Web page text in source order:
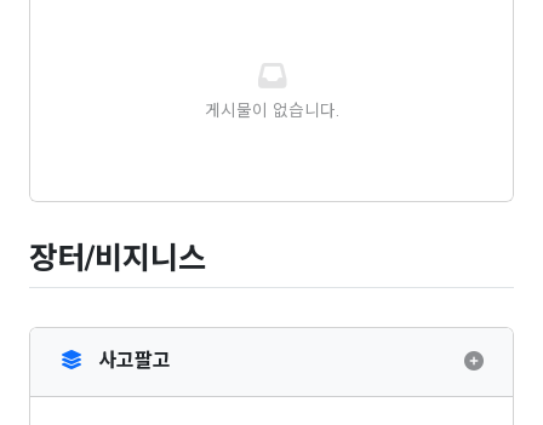
게시물이 없습니다.
장터/비지니스
사고팔고